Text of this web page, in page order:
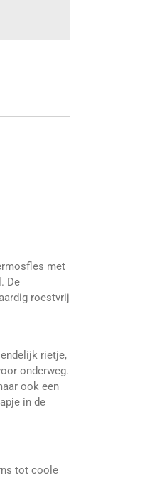
met
De
roestvrij
rietje,
onderweg.
ook een
in de
tot coole